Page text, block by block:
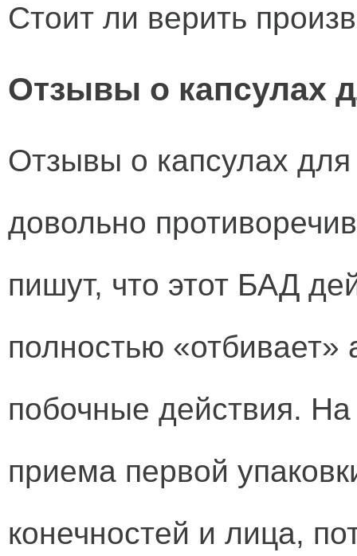
Стоит ли верить
Отзывы о капсулах
Отзывы о капсулах
довольно
пишут, что этот БАД
полностью «отбивает»
побочные действия.
приема первой
конечностей и лица,